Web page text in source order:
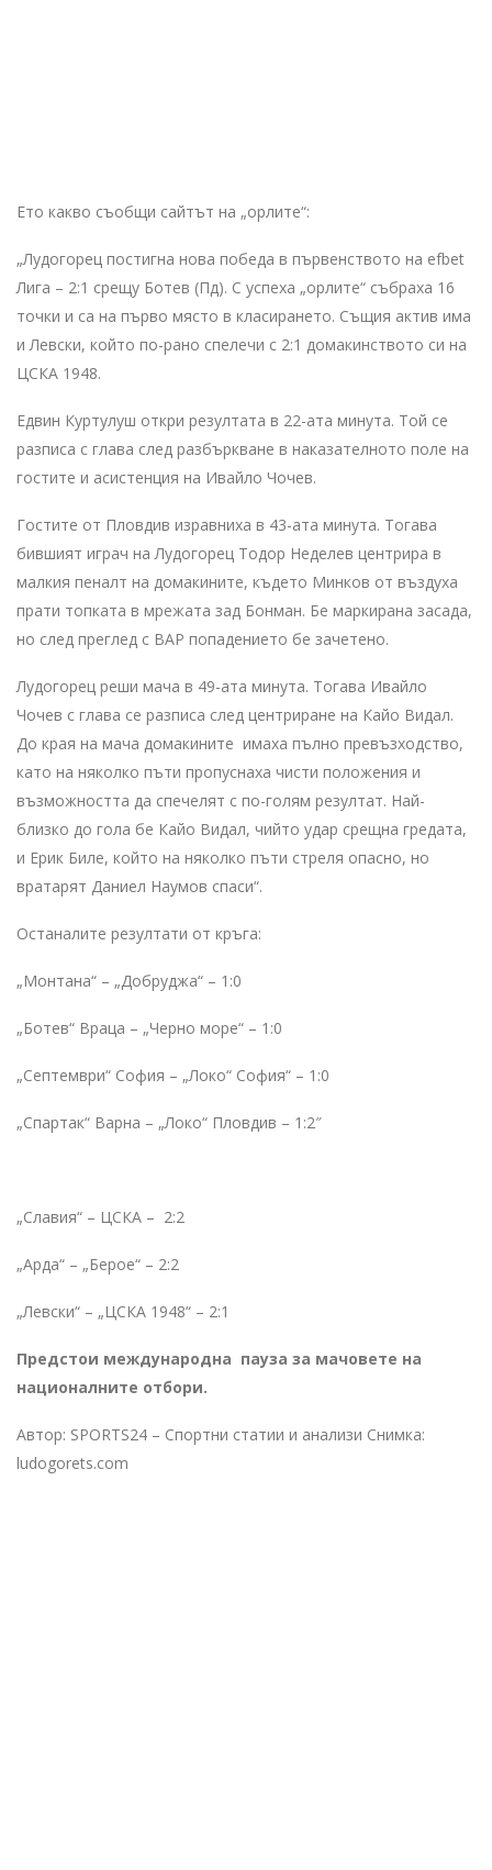
Ето какво съобщи сайтът на „орлите“:
„Лудогорец постигна нова победа в първенството на efbet
Лига – 2:1 срещу Ботев (Пд). С успеха „орлите“ събраха 16
точки и са на първо място в класирането. Същия актив има
и Левски, който по-рано спелечи с 2:1 домакинството си на
ЦСКА 1948.
Едвин Куртулуш откри резултата в 22-ата минута. Той се
разписа с глава след разбъркване в наказателното поле на
гостите и асистенция на Ивайло Чочев.
Гостите от Пловдив изравниха в 43-ата минута. Тогава
бившият играч на Лудогорец Тодор Неделев центрира в
малкия пеналт на домакините, където Минков от въздуха
прати топката в мрежата зад Бонман. Бе маркирана засада,
но след преглед с ВАР попадението бе зачетено.
Лудогорец реши мача в 49-ата минута. Тогава Ивайло
Чочев с глава се разписа след центриране на Кайо Видал.
До края на мача домакините имаха пълно превъзходство,
като на няколко пъти пропуснаха чисти положения и
възможността да спечелят с по-голям резултат. Най-
близко до гола бе Кайо Видал, чийто удар срещна гредата,
и Ерик Биле, който на няколко пъти стреля опасно, но
вратарят Даниел Наумов спаси“.
Останалите резултати от кръга:
„Монтана“ – „Добруджа“ – 1:0
„Ботев“ Враца – „Черно море“ – 1:0
„Септември“ София – „Локо“ София“ – 1:0
„Спартак“ Варна – „Локо“ Пловдив – 1:2″
„Славия“ – ЦСКА – 2:2
„Арда“ – „Берое“ – 2:2
„Левски“ – „ЦСКА 1948“ – 2:1
Предстои международна пауза за мачовете на
националните отбори.
Автор: SPORTS24 – Спортни статии и анализи Снимка:
ludogorets.com